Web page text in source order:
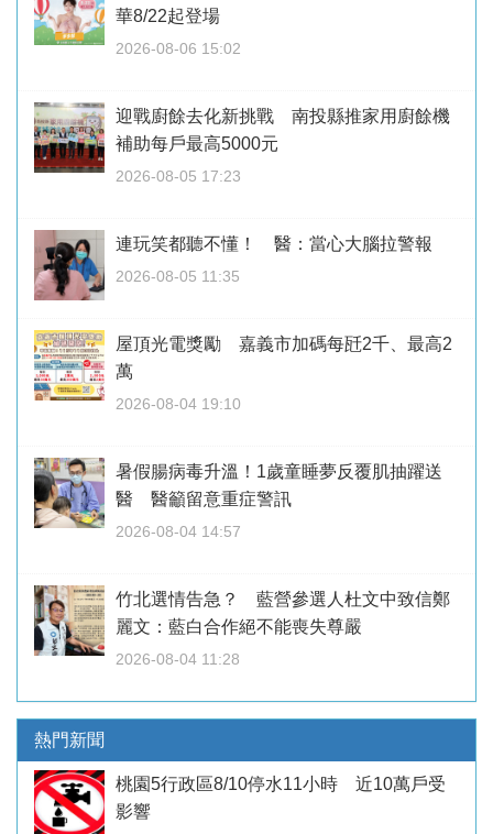
華8/22起登場
2026-08-06 15:02
迎戰廚餘去化新挑戰 南投縣推家用廚餘機
補助每戶最高5000元
2026-08-05 17:23
連玩笑都聽不懂！ 醫：當心大腦拉警報
2026-08-05 11:35
屋頂光電獎勵 嘉義市加碼每瓩2千、最高2
萬
2026-08-04 19:10
暑假腸病毒升溫！1歲童睡夢反覆肌抽躍送
醫 醫籲留意重症警訊
2026-08-04 14:57
竹北選情告急？ 藍營參選人杜文中致信鄭
麗文：藍白合作絕不能喪失尊嚴
2026-08-04 11:28
熱門新聞
桃園5行政區8/10停水11小時 近10萬戶受
影響